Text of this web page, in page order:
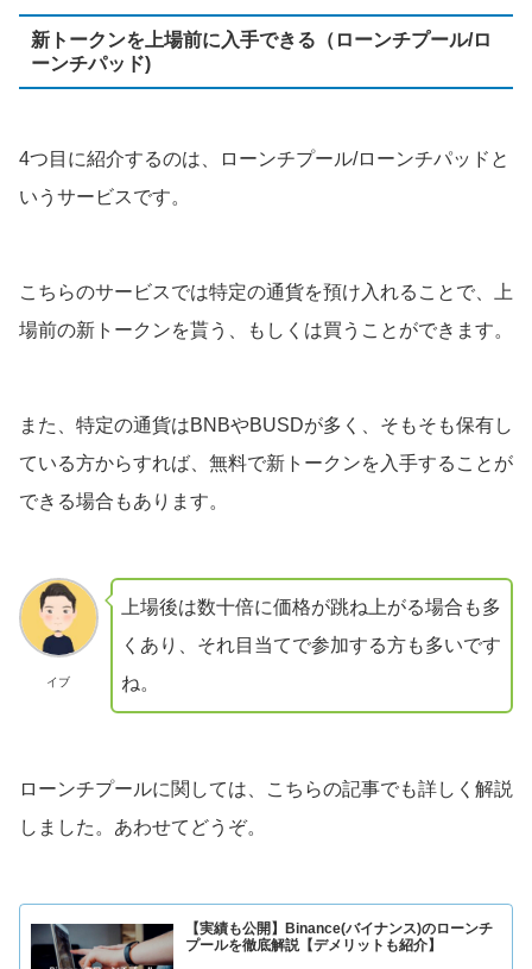
新トークンを上場前に入手できる（ローンチプール/ロ
ーンチパッド)
4つ目に紹介するのは、ローンチプール/ローンチパッドと
いうサービスです。
こちらのサービスでは特定の通貨を預け入れることで、上
場前の新トークンを貰う、もしくは買うことができます。
また、特定の通貨はBNBやBUSDが多く、そもそも保有し
ている方からすれば、無料で新トークンを入手することが
できる場合もあります。
イブ
上場後は数十倍に価格が跳ね上がる場合も多
くあり、それ目当てで参加する方も多いです
ね。
ローンチプールに関しては、こちらの記事でも詳しく解説
しました。あわせてどうぞ。
【実績も公開】Binance(バイナンス)のローンチ
プールを徹底解説【デメリットも紹介】